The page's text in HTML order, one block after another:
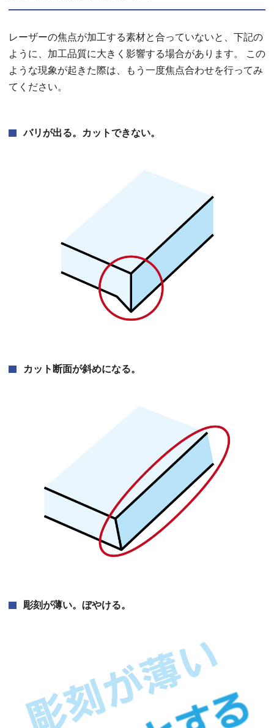
レーザーの焦点が加工する素材と合っていないと、下記の
ように、加工品質に大きく影響する場合があります。 この
ような現象が起きた際は、もう一度焦点合わせを行ってみ
てください。
バリが出る。カットできない。
カット断面が斜めになる。
彫刻が薄い。ぼやける。